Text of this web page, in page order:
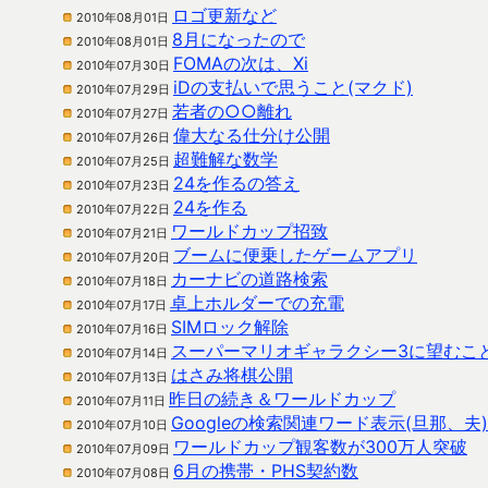
2010年08月01日 ロゴ更新など
2010年08月01日 8月になったので
2010年07月30日 FOMAの次は、Xi
2010年07月29日 iDの支払いで思うこと(マクド)
2010年07月27日 若者の○○離れ
2010年07月26日 偉大なる仕分け公開
2010年07月25日 超難解な数学
2010年07月23日 24を作るの答え
2010年07月22日 24を作る
2010年07月21日 ワールドカップ招致
2010年07月20日 ブームに便乗したゲームアプリ
2010年07月18日 カーナビの道路検索
2010年07月17日 卓上ホルダーでの充電
2010年07月16日 SIMロック解除
2010年07月14日 スーパーマリオギャラクシー3に望むこ
2010年07月13日 はさみ将棋公開
2010年07月11日 昨日の続き＆ワールドカップ
2010年07月10日 Googleの検索関連ワード表示(旦那、夫)
2010年07月09日 ワールドカップ観客数が300万人突破
2010年07月08日 6月の携帯・PHS契約数